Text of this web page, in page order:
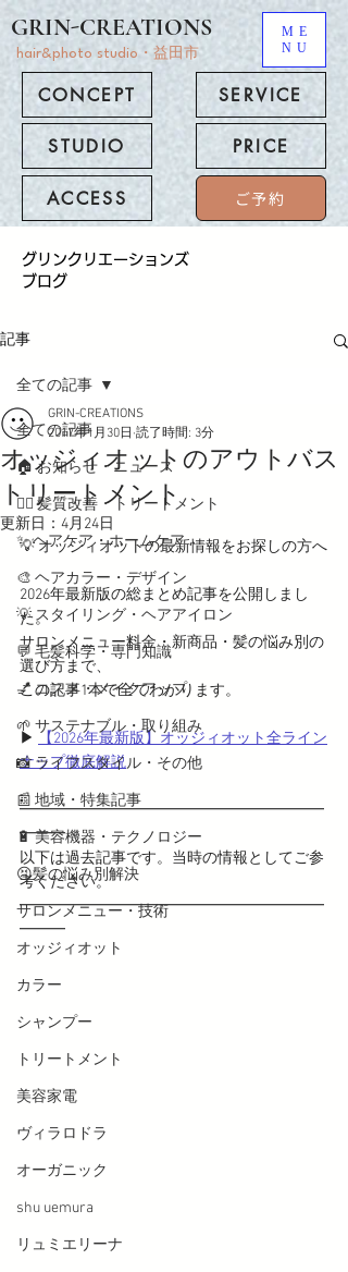
GRIN-CREATIONS
hair&photo studio・益田市
CONCEPT
STUDIO
ACCESS
SERVICE
PRICE
ご予約
ME
NU
​グリンクリエーションズ
ブログ
記事
全ての記事
🏠 お知らせ・ニュース
💇‍♀️ 髪質改善・トリートメント
✨ ヘアケア・ホームケア
🎨 ヘアカラー・デザイン
💡 スタイリング・ヘアアイロン
💬 毛髪科学・専門知識
💅 コスメ・メイクアップ
🌱 サステナブル・取り組み
📸 ライフスタイル・その他
📰 地域・特集記事
🔋 美容機器・テクノロジー
😣髪の悩み別解決
サロンメニュー・技術
オッジィオット
カラー
シャンプー
トリートメント
美容家電
ヴィラロドラ
オーガニック
shu uemura
リュミエリーナ
全ての記事
オッジィオットのアウトバス
トリートメント
GRIN-CREATIONS
2017年1月30日 読了時間: 3分
更新日： 4月24日
💡 オッジィオットの最新情報をお探しの方へ
2026年最新版の総まとめ記事を公開しまし
た。
サロンメニュー料金・新商品・髪の悩み別の
選び方まで、
この記事1本で全てわかります。
▶ 【2026年最新版】オッジィオット全ライン
ナップ徹底解説
━━━━━━━━━━━━━━━━━━━━
━━━
以下は過去記事です。当時の情報としてご参
考ください。
━━━━━━━━━━━━━━━━━━━━
━━━